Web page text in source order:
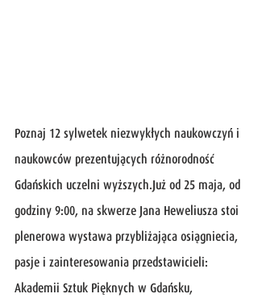
Poznaj 12 sylwetek niezwykłych naukowczyń i
naukowców prezentujących różnorodność
Gdańskich uczelni wyższych.Już od 25 maja, od
godziny 9:00, na skwerze Jana Heweliusza stoi
plenerowa wystawa przybliżająca osiągniecia,
pasje i zainteresowania przedstawicieli:
Akademii Sztuk Pięknych w Gdańsku,